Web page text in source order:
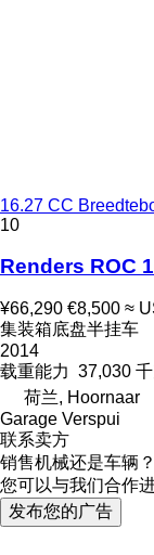
16.27 CC
10
Renders ROC
¥66,290 €8,500 ≈
集装箱底盘半挂车
2014
载重能力 37,030
荷兰, Hoornaar
Garage Verspui
联系卖方
销售机械还是车辆？
您可以与我们合作进
发布您的广告